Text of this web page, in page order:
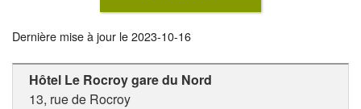
Dernière mise à jour le2023-10-16
Hôtel Le Rocroy gare du Nord
13, rue de Rocroy